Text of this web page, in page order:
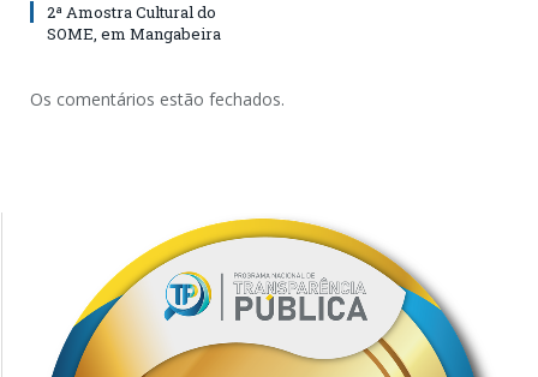
2ª Amostra Cultural do
SOME, em Mangabeira
Os comentários estão fechados.